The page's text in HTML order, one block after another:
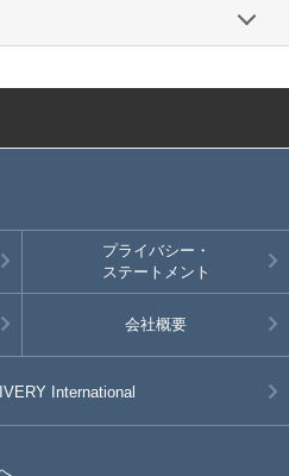
プライバシー・
ステートメント
会社概要
International